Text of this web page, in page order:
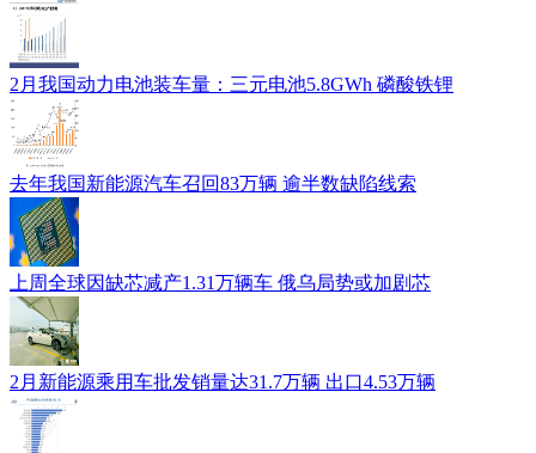
2月我国动力电池装车量：三元电池5.8GWh 磷酸铁锂
去年我国新能源汽车召回83万辆 逾半数缺陷线索
上周全球因缺芯减产1.31万辆车 俄乌局势或加剧芯
2月新能源乘用车批发销量达31.7万辆 出口4.53万辆